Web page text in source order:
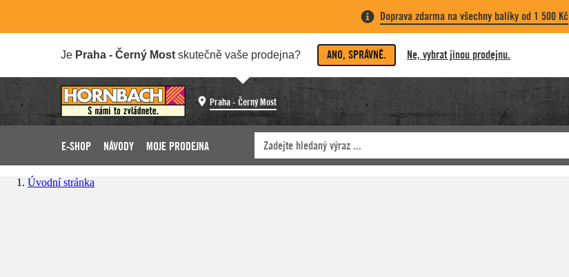
Doprava zdarma na všechny balíky od 1 500 Kč
Je Praha - Černý Most skutečně vaše prodejna? ANO, SPRÁVNĚ. Ne, vybrat jinou prodejnu.
Praha - Černý Most
E-SHOP NÁVODY MOJE PRODEJNA
Úvodní stránka